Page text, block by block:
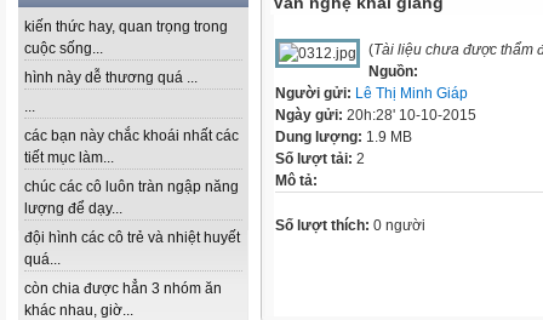
kiến thức hay, quan trọng trong
cuộc sống...
hình này dễ thương quá ...
...
các bạn này chắc khoái nhất các
tiết mục làm...
chúc các cô luôn tràn ngập năng
lượng để dạy...
đội hình các cô trẻ và nhiệt huyết
quá...
còn chia được hẳn 3 nhóm ăn
khác nhau, giờ...
(Tài liệu chưa được thẩm
Nguồn:
Người gửi: Lê Thị Minh Giáp
Ngày gửi: 20h:28' 10-10-2015
Dung lượng: 1.9 MB
Số lượt tải: 2
Mô tả:
Số lượt thích: 0 người